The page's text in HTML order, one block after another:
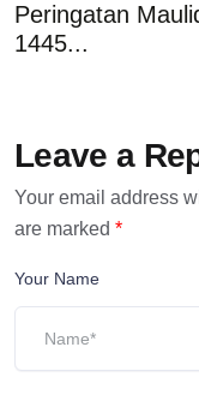
Peringatan
1445...
Leave a
Your email address
are marked *
Your Name